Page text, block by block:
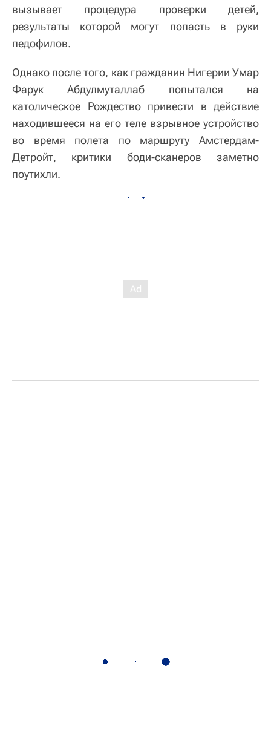
вызывает процедура проверки детей,
результаты которой могут попасть в руки
педофилов.
Однако после того, как гражданин Нигерии Умар
Фарук Абдулмуталлаб попытался на
католическое Рождество привести в действие
находившееся на его теле взрывное устройство
во время полета по маршруту Амстердам-
Детройт, критики боди-сканеров заметно
поутихли.